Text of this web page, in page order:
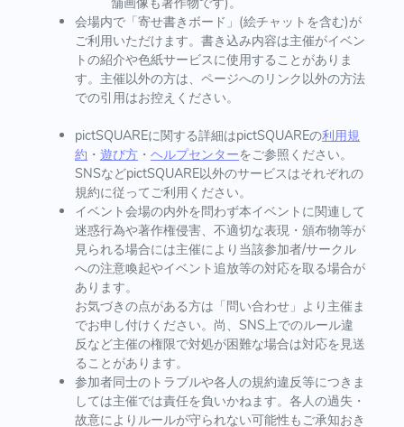
会場内で「寄せ書きボード」(絵チャットを含む)が
ご利用いただけます。書き込み内容は主催がイベン
トの紹介や色紙サービスに使用することがありま
す。主催以外の方は、ページへのリンク以外の方法
での引用はお控えください。
pictSQUAREに関する詳細はpictSQUAREの利用規
約 ・ 遊び方 ・ ヘルプセンターをご参照ください。
SNSなどpictSQUARE以外のサービスはそれぞれの
規約に従ってご利用ください。
イベント会場の内外を問わず本イベントに関連して
迷惑行為や著作権侵害、不適切な表現・頒布物等が
見られる場合には主催により当該参加者/サークル
への注意喚起やイベント追放等の対応を取る場合が
あります。
お気づきの点がある方は「問い合わせ」より主催ま
でお申し付けください。尚、SNS上でのルール違
反など主催の権限で対処が困難な場合は対応を見送
ることがあります。
参加者同士のトラブルや各人の規約違反等につきま
しては主催では責任を負いかねます。各人の過失・
故意によりルールが守られない可能性もご承知おき